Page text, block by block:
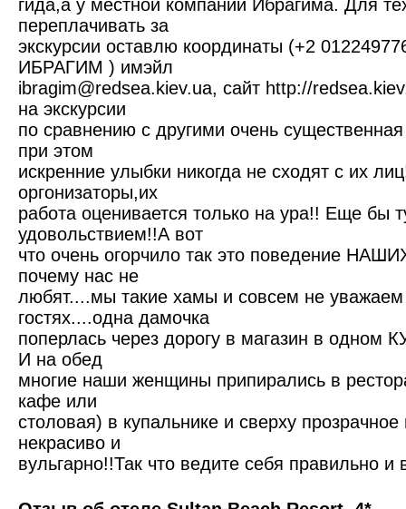
гида,а у местной компании Ибрагима. Для
переплачивать за
экскурсии оставлю координаты (+2
ИБРАГИМ ) имэйл
ibragim@redsea.kiev.ua, сайт http://
на экскурсии
по сравнению с другими очень
при этом
искренние улыбки никогда не сходят с их
оргонизаторы,их
работа оценивается только на ура!! Еще бы
удовольствием!!А вот
что очень огорчило так это поведение
почему нас не
любят....мы такие хамы и совсем не уважаем
гостях....одна дамочка
поперлась через дорогу в магазин в
И на обед
многие наши женщины припирались в
кафе или
столовая) в купальнике и сверху
некрасиво и
вульгарно!!Так что ведите себя правильно и